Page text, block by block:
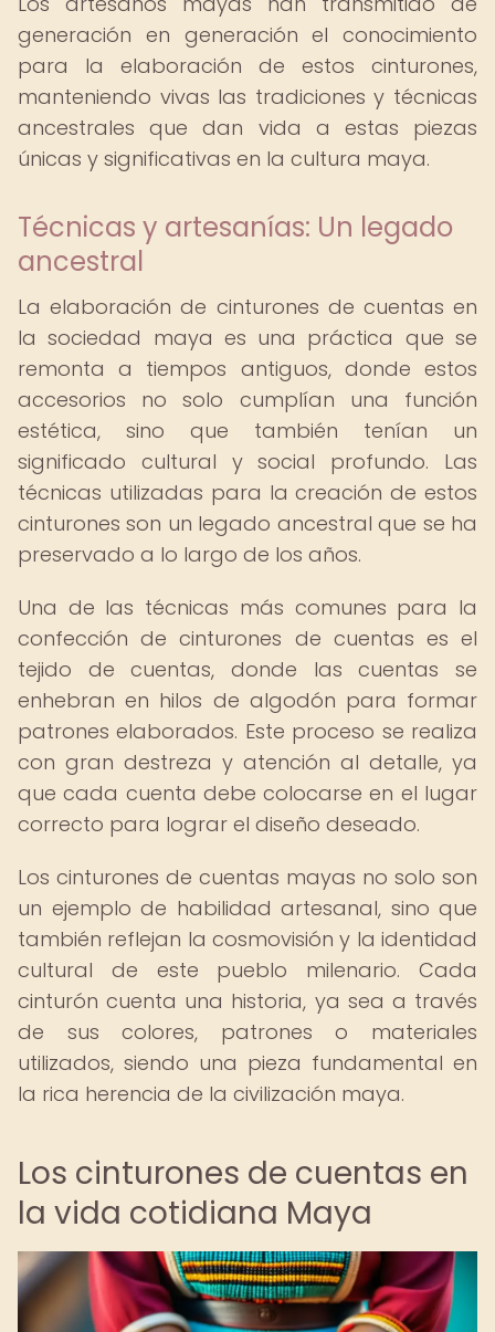
generación en generación el conocimiento
para la elaboración de estos cinturones,
manteniendo vivas las tradiciones y técnicas
ancestrales que dan vida a estas piezas
únicas y significativas en la cultura maya.
Técnicas y artesanías: Un legado
ancestral
La elaboración de cinturones de cuentas en
la sociedad maya es una práctica que se
remonta a tiempos antiguos, donde estos
accesorios no solo cumplían una función
estética, sino que también tenían un
significado cultural y social profundo. Las
técnicas utilizadas para la creación de estos
cinturones son un legado ancestral que se ha
preservado a lo largo de los años.
Una de las técnicas más comunes para la
confección de cinturones de cuentas es el
tejido de cuentas, donde las cuentas se
enhebran en hilos de algodón para formar
patrones elaborados. Este proceso se realiza
con gran destreza y atención al detalle, ya
que cada cuenta debe colocarse en el lugar
correcto para lograr el diseño deseado.
Los cinturones de cuentas mayas no solo son
un ejemplo de habilidad artesanal, sino que
también reflejan la cosmovisión y la identidad
cultural de este pueblo milenario. Cada
cinturón cuenta una historia, ya sea a través
de sus colores, patrones o materiales
utilizados, siendo una pieza fundamental en
la rica herencia de la civilización maya.
Los cinturones de cuentas en
la vida cotidiana Maya